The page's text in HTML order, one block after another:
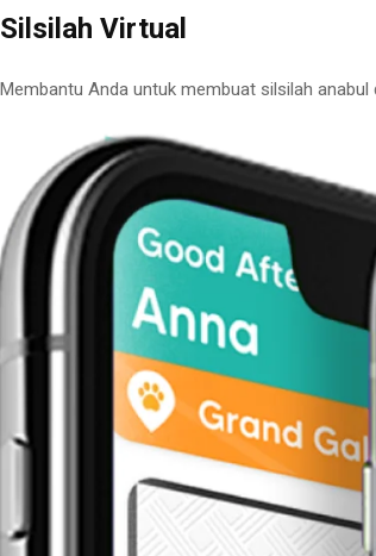
Silsilah Virtual
Membantu Anda untuk membuat silsilah